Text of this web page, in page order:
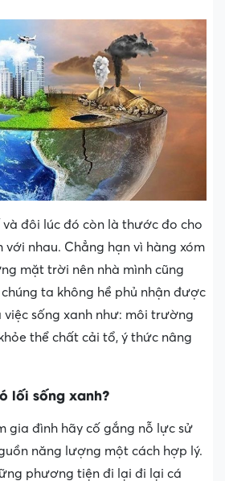
và đôi lúc đó còn là thước đo cho
với nhau. Chẳng hạn vì hàng xóm
mặt trời nên nhà mình cũng
ta không hề phủ nhận được
sống xanh như: môi trường
thể chất cải tổ, ý thức nâng
lối sống xanh?
gia đình hãy cố gắng nỗ lực sử
năng lượng một cách hợp lý.
phương tiện đi lại đi lại cá